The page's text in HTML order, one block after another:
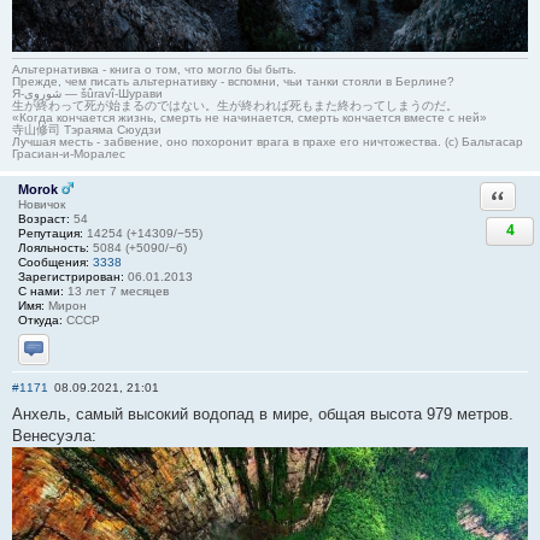
Альтернативка - книга о том, что могло бы быть.
Прежде, чем писать альтернативку - вспомни, чьи танки стояли в Берлине?
Я-شوروی — šûravî-Шурави
生が終わって死が始まるのではない。生が終われば死もまた終わってしまうのだ。
«Когда кончается жизнь, смерть не начинается, смерть кончается вместе с ней»
寺山修司 Тэраяма Сюудзи
Лучшая месть - забвение, оно похоронит врага в прахе его ничтожества. (с) Бальтасар
Грасиан-и-Моралес
Morok
Новичок
Возраст: 54
Репутация: 14254 (+14309/−55)
Лояльность: 5084 (+5090/−6)
Сообщения: 3338
Зарегистрирован: 06.01.2013
С нами: 13 лет 7 месяцев
Имя: Мирон
Откуда: СССР
Отправить личное сообщение
4
#1171 08.09.2021, 21:01
Анхель, самый высокий водопад в мире, общая высота 979 метров.
Венесуэла: